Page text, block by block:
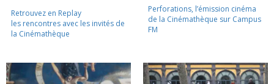
Retrouvez en Replay
les rencontres avec les invités de
la Cinémathèque
Perforations, l’émission cinéma
de la Cinémathèque sur Campus
FM